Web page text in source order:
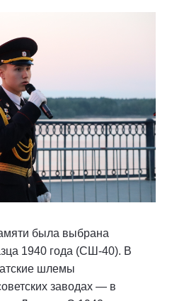
была выбрана
1940 года (СШ-40). В
шлемы
заводах — в